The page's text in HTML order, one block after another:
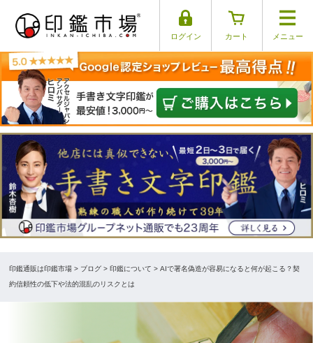
ログイン カート メニュー
印鑑通販は印鑑市場 > ブログ > 印鑑について > AIで署名偽造が容易になると何が起こる？契
約信頼性の低下や法的混乱のリスクとは